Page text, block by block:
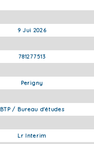
9 Jui 2026
781277513
Perigny
BTP / Bureau d'études
Lr Interim